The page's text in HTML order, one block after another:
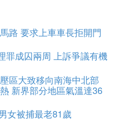
路 要求上車車長拒開門
罪成囚兩周 上訴爭議有機
區大致移向南海中北部
新界部分地區氣溫達36
女被捕最老81歲